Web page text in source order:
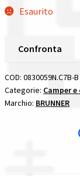
Privacy policy
Esaurito
Confronta
COD: 0830059N.C7B-B
Categorie: Camper
Marchio: BRUNNER